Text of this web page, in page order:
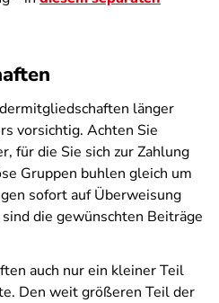
länger
vorsichtig. Achten Sie
für die Sie sich zur Zahlung
Gruppen buhlen gleich um
sofort auf Überweisung
die gewünschten Beiträge
auch nur ein kleiner Teil
Den weit größeren Teil der